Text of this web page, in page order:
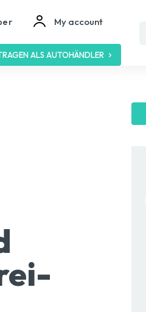
My account
ALS AUTOHÄNDLER